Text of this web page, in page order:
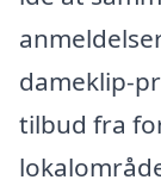
dameklip-
tilbud fra